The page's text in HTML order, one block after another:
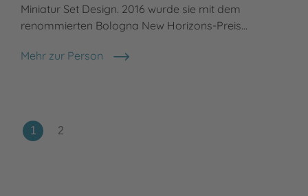
Miniatur Set Design. 2016 wurde sie mit dem
renommierten Bologna New Horizons-Preis…
Mehr zur Person
Hanane Kai